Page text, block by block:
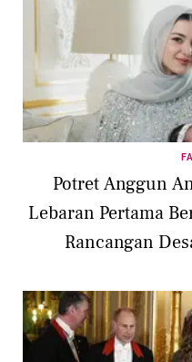
Potret Anggun
Lebaran Pertama
Rancangan